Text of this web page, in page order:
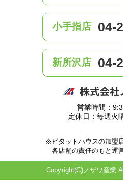
小手指店 04-
新所沢店 04-
営業時間：
定休日：毎週火
※ピタットハウスの加盟
各店舗の責任のもと運
Copyright(C)ノザワ産業